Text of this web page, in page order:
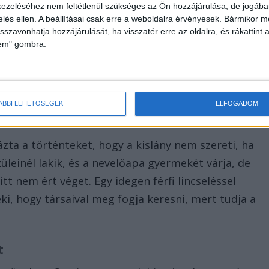
nem feltétlenül szükséges az Ön hozzájárulása, de
ellen. A beállításai csak erre a weboldalra érvényesek. Bármikor
hozzájárulását, ha visszatér erre az oldalra, és rákattint
gombra.
LEHETŐSÉGEK ELFOGADOM
meghurcolják vagy letartóztassák, úgy érzi,
mert indulatkezelési problémái vannak. A
szólni neki, ha beindul a szülés.
a történteket, hogy a kislány nem szereti, ha
lakik, és a nevelőapa gyermekét várja, de
nem ért véget. Egy idegen férfi lincseléssel
hogy társaival meg fogja keresni, mert tudja a